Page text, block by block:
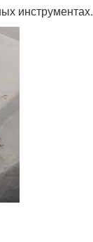
инструментах.